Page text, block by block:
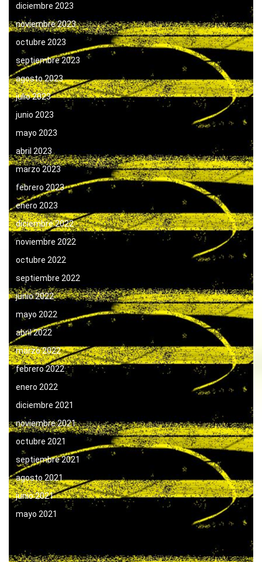
diciembre 2023
noviembre 2023
octubre 2023
septiembre 2023
agosto 2023
julio 2023
junio 2023
mayo 2023
abril 2023
marzo 2023
febrero 2023
enero 2023
diciembre 2022
noviembre 2022
octubre 2022
septiembre 2022
junio 2022
mayo 2022
abril 2022
marzo 2022
febrero 2022
enero 2022
diciembre 2021
noviembre 2021
octubre 2021
septiembre 2021
agosto 2021
junio 2021
mayo 2021